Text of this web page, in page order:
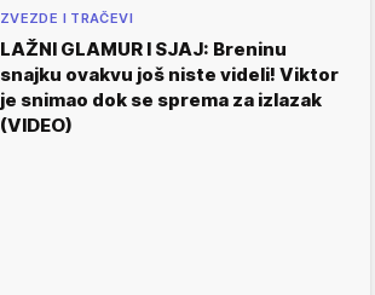
ZVEZDE I TRAČEVI
LAŽNI GLAMUR I SJAJ: Breninu
snajku ovakvu još niste videli! Viktor
je snimao dok se sprema za izlazak
(VIDEO)